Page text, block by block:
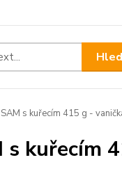
SAM s kuřecím 415 g -
s kuřecím